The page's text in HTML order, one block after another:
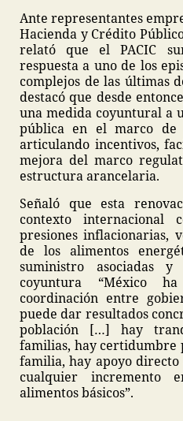
Ante representantes
Hacienda y Crédito
relató que el PACIC
respuesta a uno de los
complejos de las últimas
destacó que desde
una medida coyuntural a
pública en el marco de
articulando incentivos,
mejora del marco
estructura arancelaria.
Señaló que esta
contexto internacional
presiones inflacionarias,
de los alimentos
suministro asociadas
coyuntura “México
coordinación entre
puede dar resultados
población […] hay
familias, hay certidumbre
familia, hay apoyo
cualquier incremento
alimentos básicos”.